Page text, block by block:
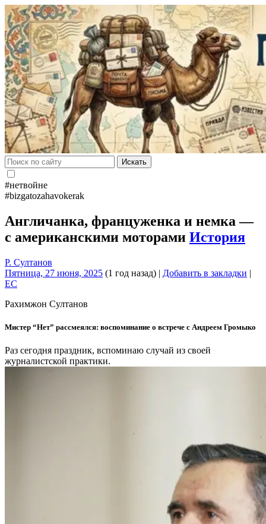
Искать
#нетвойне
#bizgatozahavokerak
Англичанка, француженка и немка —
с американскими моторами История
Р. Султанов
Пятница, 27 июня, 2025 (1 год назад) | Добавить в закладки |
EC
Рахимжон Султанов
Мистер “Нет” рассмеялся: воспоминание о встрече с Андреем Громыко
Раз сегодня праздник, вспоминаю случай из своей
журналистской практики.